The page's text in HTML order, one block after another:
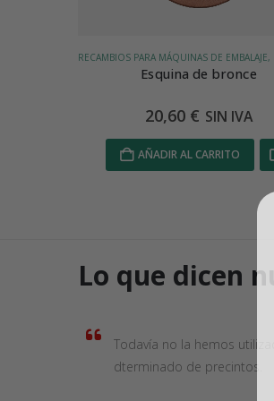
Resistencia con sonda
81,35 € SIN IVA
AÑADIR AL CARRITO
Lo que dicen
Todavía no la hemos
dterminado de precintos.